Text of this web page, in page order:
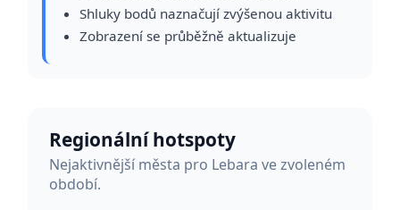
Shluky bodů naznačují zvýšenou aktivitu
Zobrazení se průběžně aktualizuje
Regionální hotspoty
Nejaktivnější města pro Lebara ve zvoleném
období.